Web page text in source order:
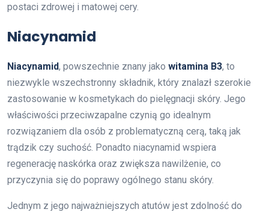
postaci zdrowej i matowej cery.
Niacynamid
Niacynamid, powszechnie znany jako witamina B3, to
niezwykle wszechstronny składnik, który znalazł szerokie
zastosowanie w kosmetykach do pielęgnacji skóry. Jego
właściwości przeciwzapalne czynią go idealnym
rozwiązaniem dla osób z problematyczną cerą, taką jak
trądzik czy suchość. Ponadto niacynamid wspiera
regenerację naskórka oraz zwiększa nawilżenie, co
przyczynia się do poprawy ogólnego stanu skóry.
Jednym z jego najważniejszych atutów jest zdolność do